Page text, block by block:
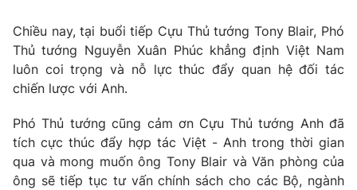
Thế giới
Tin tức
Thế giới đó đây
Câu chuyện quốc tế
Kinh tế
Thị trường
Góc doanh nghiệp
Dữ liệu và đời sống
Truyền hình
Chiều nay, tại buổi tiếp Cựu Thủ tướng Tony Blair, Phó
Thủ tướng Nguyễn Xuân Phúc khẳng định Việt Nam
luôn coi trọng và nỗ lực thúc đẩy quan hệ đối tác
chiến lược với Anh.
Phó Thủ tướng cũng cảm ơn Cựu Thủ tướng Anh đã
tích cực thúc đẩy hợp tác Việt - Anh trong thời gian
qua và mong muốn ông Tony Blair và Văn phòng của
ông sẽ tiếp tục tư vấn chính sách cho các Bộ, ngành